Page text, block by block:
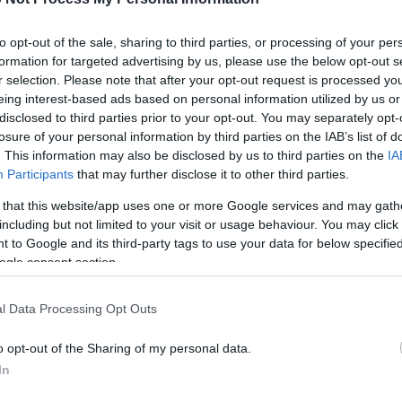
opt-out of the sale, sharing to third parties, or processing of your
for targeted advertising by us, please use the below opt-out
selection. Please note that after your opt-out request is processed
interest-based ads based on personal information utilized by us
to third parties prior to your opt-out. You may separately
of your personal information by third parties on the IAB’s list of
This information may also be disclosed by us to third parties on the
Participants that may further disclose it to other third parties.
this website/app uses one or more Google services and may
but not limited to your visit or usage behaviour. You may
to Google and its third-party tags to use your data for below
consent section.
Data Processing Opt Outs
opt-out of the Sharing of my personal data.
tästä kuvasta
kuvatiedostot ovat vähemmän pakattuja ja
artikkeleihin ja sivuihin upotetut kuvat,
vähentämiseksi.